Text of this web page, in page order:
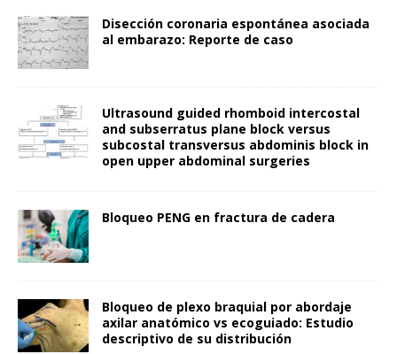
Disección coronaria espontánea asociada
al embarazo: Reporte de caso
Ultrasound guided rhomboid intercostal
and subserratus plane block versus
subcostal transversus abdominis block in
open upper abdominal surgeries
Bloqueo PENG en fractura de cadera
Bloqueo de plexo braquial por abordaje
axilar anatómico vs ecoguiado: Estudio
descriptivo de su distribución